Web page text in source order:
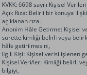
KVKK: 6698 sayılı Kişisel
Açık Rıza: Belirli bir konuya
açıklanan rıza.
Anonim Hâle Getirme: Kişisel
surette kimliği belirli veya
hâle getirilmesini,
İlgili Kişi: Kişisel verisi işlenen
Kişisel Veri/ler: Kimliği belirli
bilgiyi,